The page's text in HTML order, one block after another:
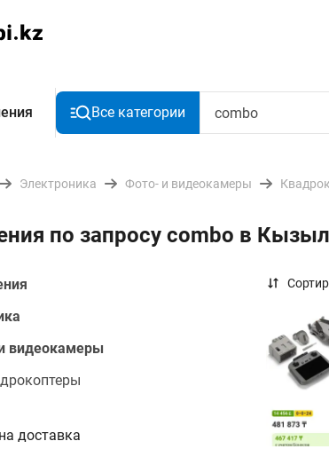
Все категории
Электроника Фото- и видеокамеры
по запросу combo в
видеокамеры
доставка